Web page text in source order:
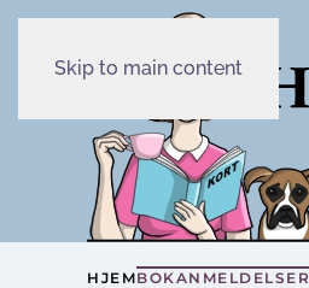
Skip to main content
HJEMBOKANMELDELSER